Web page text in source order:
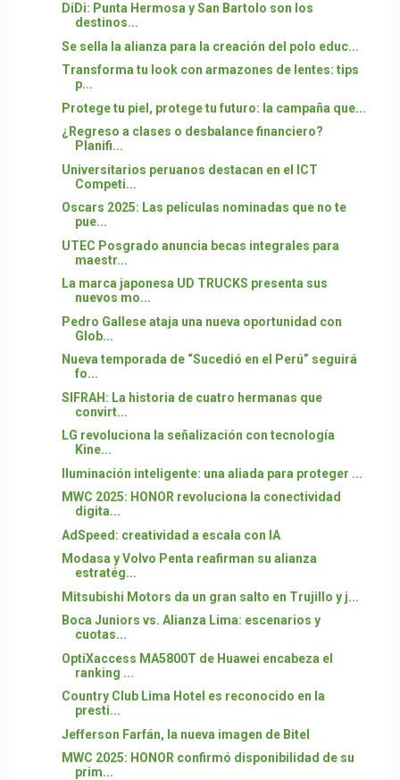
DiDi: Punta Hermosa y San Bartolo son los
destinos...
Se sella la alianza para la creación del polo educ...
Transforma tu look con armazones de lentes: tips
p...
Protege tu piel, protege tu futuro: la campaña que...
¿Regreso a clases o desbalance financiero?
Planifi...
Universitarios peruanos destacan en el ICT
Competi...
Oscars 2025: Las películas nominadas que no te
pue...
UTEC Posgrado anuncia becas integrales para
maestr...
La marca japonesa UD TRUCKS presenta sus
nuevos mo...
Pedro Gallese ataja una nueva oportunidad con
Glob...
Nueva temporada de “Sucedió en el Perú” seguirá
fo...
SIFRAH: La historia de cuatro hermanas que
convirt...
LG revoluciona la señalización con tecnología
Kine...
Iluminación inteligente: una aliada para proteger ...
MWC 2025: HONOR revoluciona la conectividad
digita...
AdSpeed: creatividad a escala con IA
Modasa y Volvo Penta reafirman su alianza
estratég...
Mitsubishi Motors da un gran salto en Trujillo y j...
Boca Juniors vs. Alianza Lima: escenarios y
cuotas...
OptiXaccess MA5800T de Huawei encabeza el
ranking ...
Country Club Lima Hotel es reconocido en la
presti...
Jefferson Farfán, la nueva imagen de Bitel
MWC 2025: HONOR confirmó disponibilidad de su
prim...